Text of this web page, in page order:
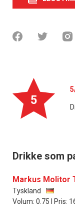
5
Drikke som
Markus Molitor
Tyskland
Volum: 0.75 l Pris: